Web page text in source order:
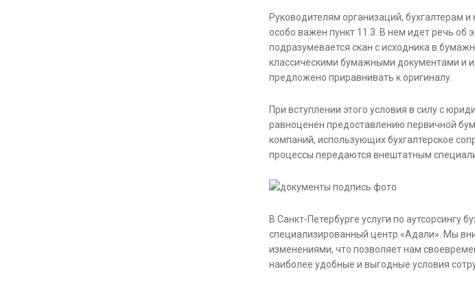
Руководителям организаций, бухгалтерам
особо важен пункт 11.3. В нем идет речь об
подразумевается скан с исходника в
классическими бумажными документами и
предложено приравнивать к оригиналу.
При вступлении этого условия в силу с
равноценен предоставлению первичной
компаний, использующих бухгалтерское
процессы передаются внештатным
В Санкт-Петербурге услуги по аутсорсингу
специализированный центр «Адали». Мы
изменениями, что позволяет нам
наиболее удобные и выгодные условия